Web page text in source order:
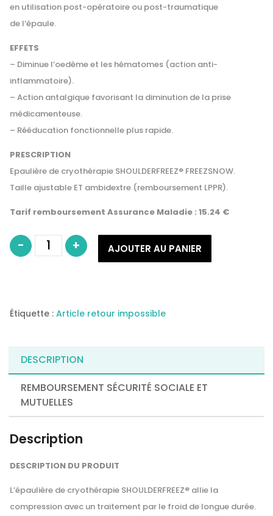
en utilisation post-opératoire ou post-traumatique
de l’épaule.
EFFETS
– Diminue l’oedème et les hématomes (action anti-
inflammatoire).
– Action antalgique favorisant la diminution de la prise
médicamenteuse.
– Rééducation fonctionnelle plus rapide.
PRESCRIPTION
Epaulière de cryothérapie SHOULDERFREEZ® FREEZSNOW.
Taille ajustable ET ambidextre (remboursement LPPR).
Tarif remboursement Assurance Maladie : 15.24 €
- quantité
Attelle + AJOUTER AU PANIER
Étiquette : Article retour impossible
DESCRIPTION
REMBOURSEMENT SÉCURITÉ SOCIALE ET
MUTUELLES
Description
DESCRIPTION DU PRODUIT
L’épaulière de cryothérapie SHOULDERFREEZ® allie la
compression avec un traitement par le froid de longue durée.